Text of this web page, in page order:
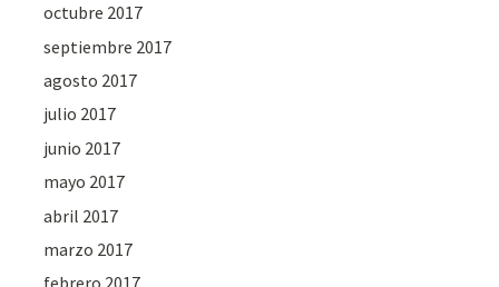
octubre 2017
septiembre 2017
agosto 2017
julio 2017
junio 2017
mayo 2017
abril 2017
marzo 2017